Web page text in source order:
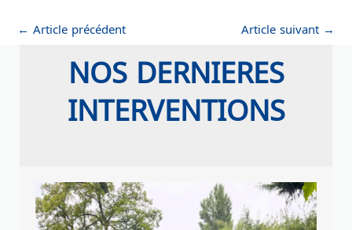
← Article précédent Article suivant →
NOS DERNIERES
INTERVENTIONS